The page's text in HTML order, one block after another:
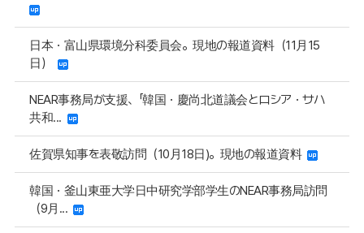
日本・富山県環境分科委員会。現地の報道資料（11月15
日）
NEAR事務局が支援、「韓国・慶尚北道議会とロシア・サハ
共和...
佐賀県知事を表敬訪問（10月18日)。現地の報道資料
韓国・釜山東亜大学日中研究学部学生のNEAR事務局訪問
（9月...